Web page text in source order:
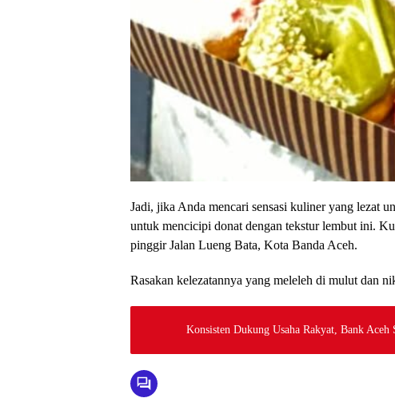
Jadi, jika Anda mencari sensasi kuliner yang lezat
untuk mencicipi donat dengan tekstur lembut ini.
pinggir Jalan Lueng Bata, Kota Banda Aceh.
Rasakan kelezatannya yang meleleh di mulut dan
Konsisten Dukung Usaha Rakyat, Bank